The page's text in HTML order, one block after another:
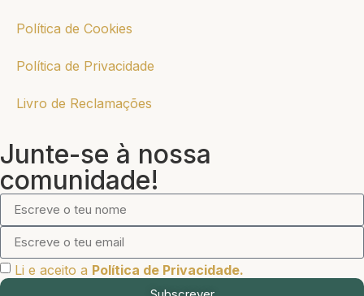
Política de Cookies
Política de Privacidade
Livro de Reclamações
Junte-se à nossa
comunidade!
Li e aceito a Política de Privacidade.